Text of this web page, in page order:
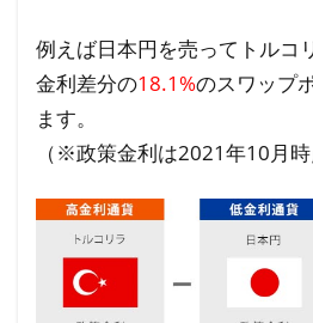
例えば日本円を売ってトルコ
金利差分の18.1%のスワップ
ます。
（※政策金利は2021年10月時